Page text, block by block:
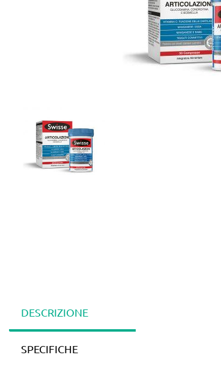
DESCRIZIONE
SPECIFICHE